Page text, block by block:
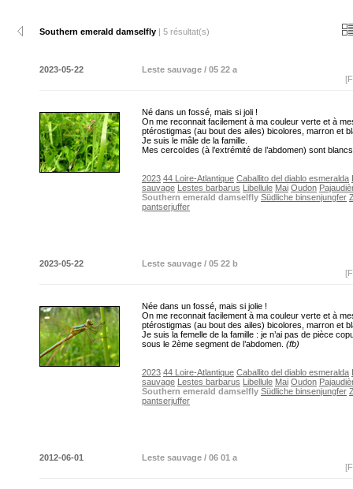
Southern emerald damselfly | 5 résultat(s)
2023-05-22
Leste sauvage / 05 22 a
Né dans un fossé, mais si joli !
On me reconnait facilement à ma couleur verte et à
ptérostigmas (au bout des ailes) bicolores, marron et
Je suis le mâle de la famille.
Mes cercoïdes (à l’extrémité de l’abdomen) sont
2023 44 Loire-Atlantique Caballito del diablo esmeralda
sauvage Lestes barbarus Libellule Mai Oudon
Southern emerald damselfly Südliche binsenjungfer
pantserjuffer
2023-05-22
Leste sauvage / 05 22 b
Née dans un fossé, mais si jolie !
On me reconnait facilement à ma couleur verte et à
ptérostigmas (au bout des ailes) bicolores, marron et
Je suis la femelle de la famille : je n’ai pas de pièce
sous le 2ème segment de l’abdomen. (fb)
2023 44 Loire-Atlantique Caballito del diablo esmeralda
sauvage Lestes barbarus Libellule Mai Oudon
Southern emerald damselfly Südliche binsenjungfer
pantserjuffer
2012-06-01
Leste sauvage / 06 01 a